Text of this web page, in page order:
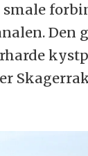
Den